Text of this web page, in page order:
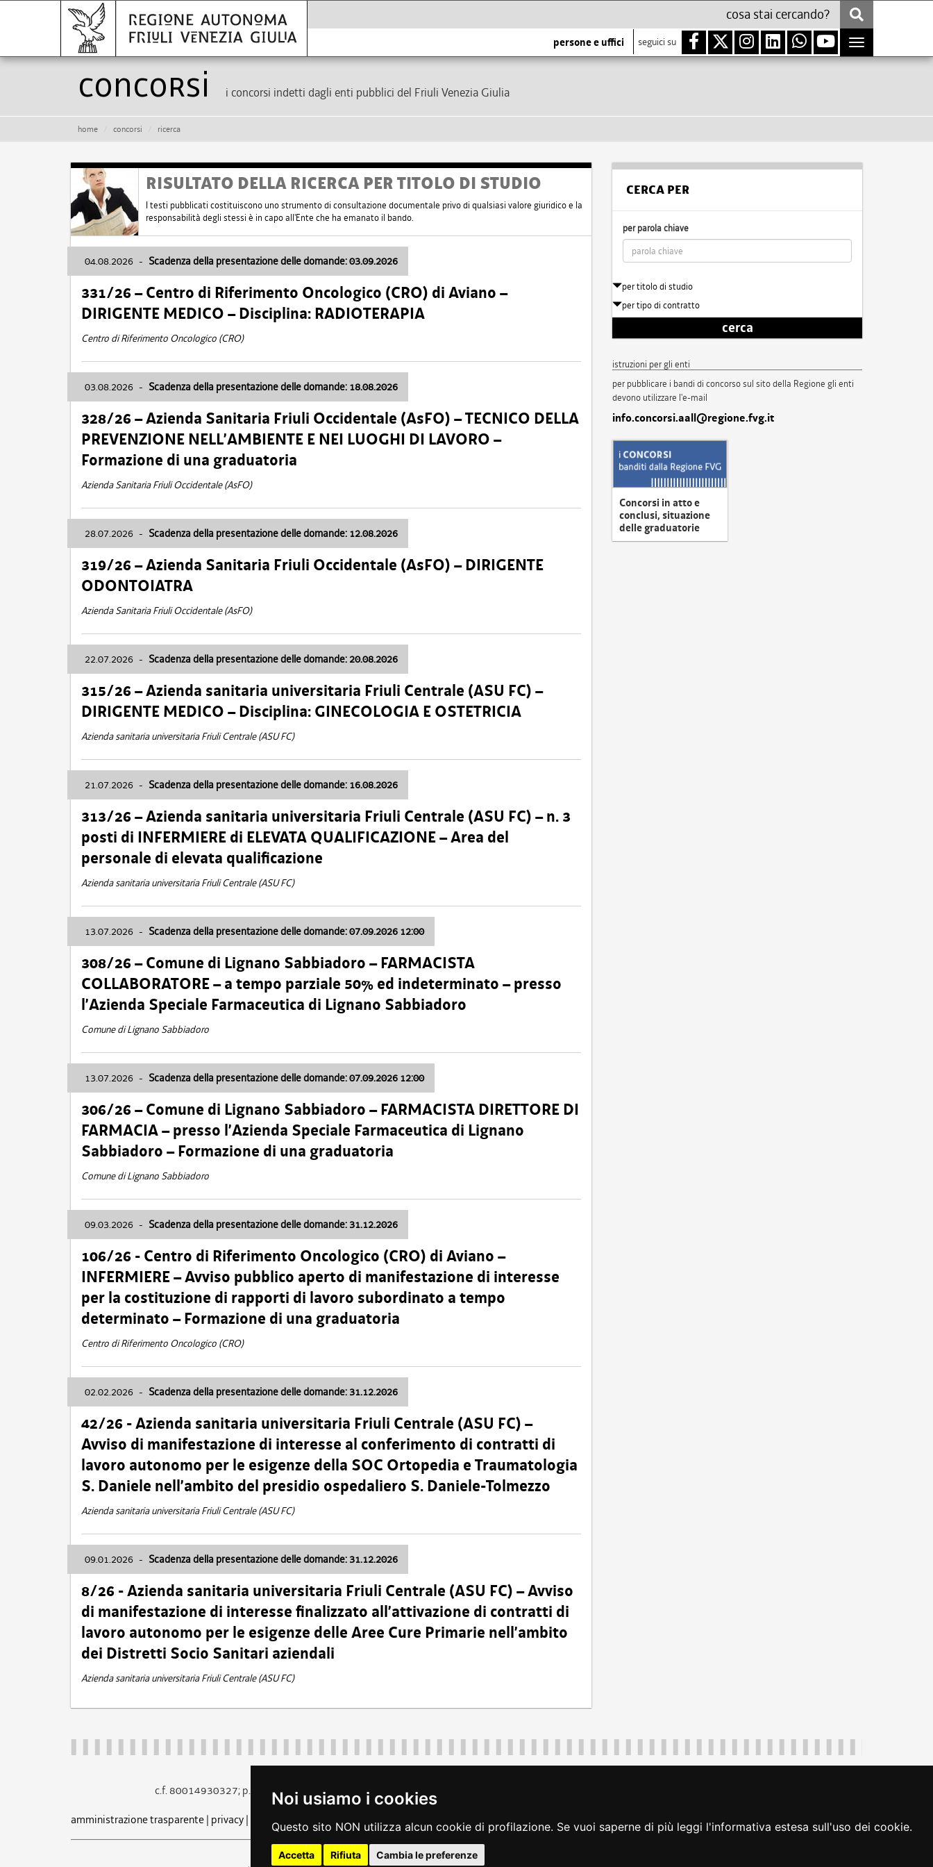
Noi usiamo i cookies
Questo sito NON utilizza alcun cookie di profilazione. Se vuoi saperne di più leggi l'informativa estesa sull'uso dei cookie.
Accetta Rifiuta Cambia le preferenze
persone e uffici seguici su
Toggle
navigation
Concorsi i concorsi indetti dagli enti pubblici del Friuli Venezia Giulia
home concorsi ricerca
RISULTATO DELLA RICERCA PER TITOLO DI STUDIO
I testi pubblicati costituiscono uno strumento di consultazione documentale privo di qualsiasi valore giuridico e la
responsabilità degli stessi è in capo all'Ente che ha emanato il bando.
04.08.2026 - Scadenza della presentazione delle domande: 03.09.2026
331/26 – Centro di Riferimento Oncologico (CRO) di Aviano –
DIRIGENTE MEDICO – Disciplina: RADIOTERAPIA
Centro di Riferimento Oncologico (CRO)
03.08.2026 - Scadenza della presentazione delle domande: 18.08.2026
328/26 – Azienda Sanitaria Friuli Occidentale (AsFO) – TECNICO DELLA
PREVENZIONE NELL’AMBIENTE E NEI LUOGHI DI LAVORO –
Formazione di una graduatoria
Azienda Sanitaria Friuli Occidentale (AsFO)
28.07.2026 - Scadenza della presentazione delle domande: 12.08.2026
319/26 – Azienda Sanitaria Friuli Occidentale (AsFO) – DIRIGENTE
ODONTOIATRA
Azienda Sanitaria Friuli Occidentale (AsFO)
22.07.2026 - Scadenza della presentazione delle domande: 20.08.2026
315/26 – Azienda sanitaria universitaria Friuli Centrale (ASU FC) –
DIRIGENTE MEDICO – Disciplina: GINECOLOGIA E OSTETRICIA
Azienda sanitaria universitaria Friuli Centrale (ASU FC)
21.07.2026 - Scadenza della presentazione delle domande: 16.08.2026
313/26 – Azienda sanitaria universitaria Friuli Centrale (ASU FC) – n. 3
posti di INFERMIERE di ELEVATA QUALIFICAZIONE – Area del
personale di elevata qualificazione
Azienda sanitaria universitaria Friuli Centrale (ASU FC)
13.07.2026 - Scadenza della presentazione delle domande: 07.09.2026 12:00
308/26 – Comune di Lignano Sabbiadoro – FARMACISTA
COLLABORATORE – a tempo parziale 50% ed indeterminato – presso
l’Azienda Speciale Farmaceutica di Lignano Sabbiadoro
Comune di Lignano Sabbiadoro
13.07.2026 - Scadenza della presentazione delle domande: 07.09.2026 12:00
306/26 – Comune di Lignano Sabbiadoro – FARMACISTA DIRETTORE DI
FARMACIA – presso l’Azienda Speciale Farmaceutica di Lignano
Sabbiadoro – Formazione di una graduatoria
Comune di Lignano Sabbiadoro
09.03.2026 - Scadenza della presentazione delle domande: 31.12.2026
106/26 - Centro di Riferimento Oncologico (CRO) di Aviano –
INFERMIERE – Avviso pubblico aperto di manifestazione di interesse
per la costituzione di rapporti di lavoro subordinato a tempo
determinato – Formazione di una graduatoria
Centro di Riferimento Oncologico (CRO)
02.02.2026 - Scadenza della presentazione delle domande: 31.12.2026
42/26 - Azienda sanitaria universitaria Friuli Centrale (ASU FC) –
Avviso di manifestazione di interesse al conferimento di contratti di
lavoro autonomo per le esigenze della SOC Ortopedia e Traumatologia
S. Daniele nell’ambito del presidio ospedaliero S. Daniele-Tolmezzo
Azienda sanitaria universitaria Friuli Centrale (ASU FC)
09.01.2026 - Scadenza della presentazione delle domande: 31.12.2026
8/26 - Azienda sanitaria universitaria Friuli Centrale (ASU FC) – Avviso
di manifestazione di interesse finalizzato all’attivazione di contratti di
lavoro autonomo per le esigenze delle Aree Cure Primarie nell’ambito
dei Distretti Socio Sanitari aziendali
Azienda sanitaria universitaria Friuli Centrale (ASU FC)
CERCA PER
per parola chiave
per titolo di studio
per tipo di contratto
cerca
istruzioni per gli enti
per pubblicare i bandi di concorso sul sito della Regione gli enti
devono utilizzare l'e-mail
info.concorsi.aall@regione.fvg.it
Concorsi in atto e
conclusi, situazione
delle graduatorie
c.f. 80014930327; p.iva 00526040324
piazza Unità d'Italia 1 Trieste
amministrazione trasparente| privacy| cookie note legali | accessibilità rss dichiarazione di accessibilità feedback cambio preferenze cookie loginFVG